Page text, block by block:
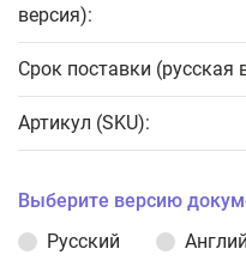
версия):
Срок поставки (русская
Артикул (SKU):
Выберите версию
Русский